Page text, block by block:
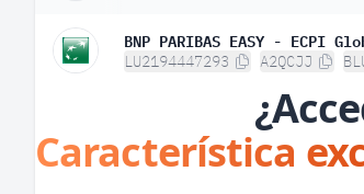
BNP PARIBAS EASY - ECPI
LU2194447293 A2QCJJ
Característica